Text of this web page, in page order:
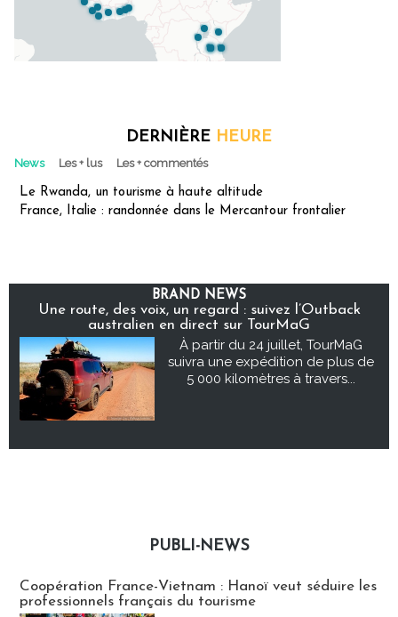
DERNIÈRE HEURE
News Les + lus Les + commentés
Le Rwanda, un tourisme à haute altitude
France, Italie : randonnée dans le Mercantour frontalier
BRAND NEWS
Une route, des voix, un regard : suivez l’Outback
australien en direct sur TourMaG
À partir du 24 juillet, TourMaG
suivra une expédition de plus de
5 000 kilomètres à travers...
PUBLI-NEWS
Coopération France-Vietnam : Hanoï veut séduire les
professionnels français du tourisme